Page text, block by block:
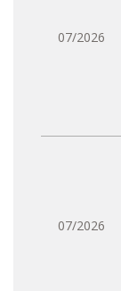
07/2026
07/2026